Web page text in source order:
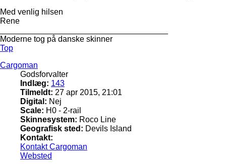
Med venlig hilsen
Rene
Moderne tog på danske skinner
Top
Cargoman
Godsforvalter
Indlæg: 143
Tilmeldt: 27 apr 2015, 21:01
Digital: Nej
Scale: H0 - 2-rail
Skinnesystem: Roco Line
Geografisk sted: Devils Island
Kontakt:
Kontakt Cargoman
Websted